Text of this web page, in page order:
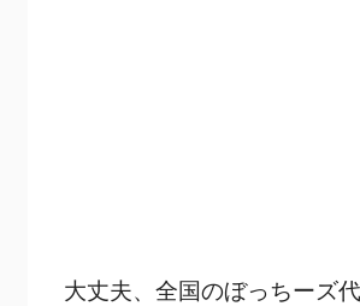
大丈夫、全国のぼっちーズ